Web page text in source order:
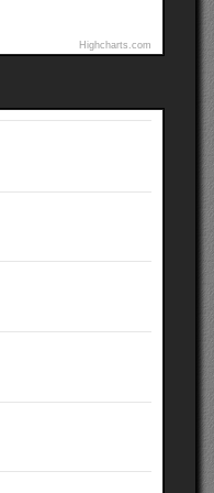
Highcharts.com